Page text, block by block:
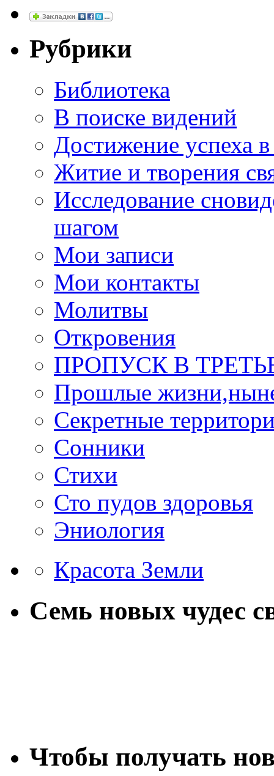
Рубрики
Библиотека
В поиске видений
Достижение успеха
Житие и творения
Исследование
шагом
Мои записи
Мои контакты
Молитвы
Откровения
ПРОПУСК В
Прошлые
Секретные
Сонники
Стихи
Сто пудов здоровья
Эниология
Красота Земли
Семь новых чудес
Чтобы получать